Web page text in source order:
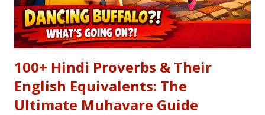
100+ Hindi Proverbs & Their
English Equivalents: The
Ultimate Muhavare Guide